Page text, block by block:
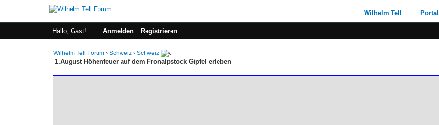
Wilhelm Tell Portal
Hallo, Gast! Anmelden Registrieren
Wilhelm Tell Forum ›Schweiz ›Schweiz
1.August Höhenfeuer auf dem Fronalpstock Gipfel erleben